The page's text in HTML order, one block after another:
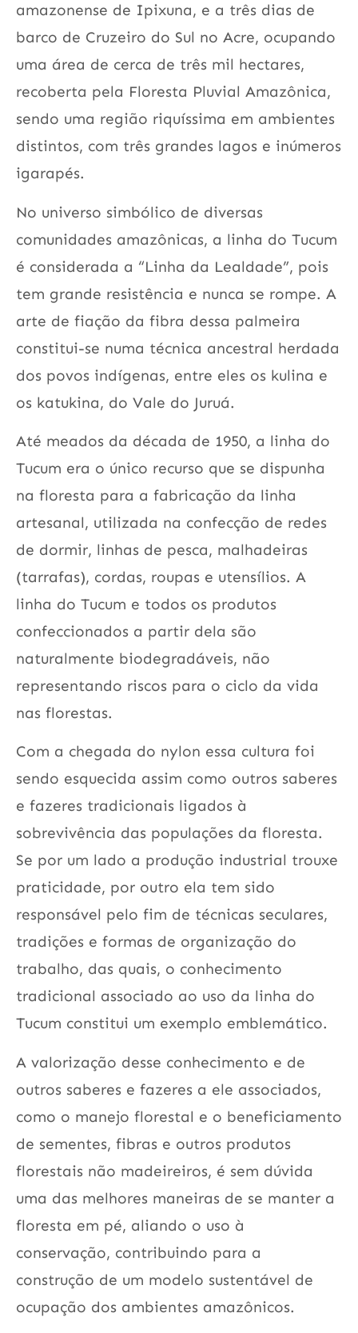
amazonense de Ipixuna, e a três dias de
barco de Cruzeiro do Sul no Acre, ocupando
uma área de cerca de três mil hectares,
recoberta pela Floresta Pluvial Amazônica,
sendo uma região riquíssima em ambientes
distintos, com três grandes lagos e inúmeros
igarapés.
No universo simbólico de diversas
comunidades amazônicas, a linha do Tucum
é considerada a “Linha da Lealdade”, pois
tem grande resistência e nunca se rompe. A
arte de fiação da fibra dessa palmeira
constitui-se numa técnica ancestral herdada
dos povos indígenas, entre eles os kulina e
os katukina, do Vale do Juruá.
Até meados da década de 1950, a linha do
Tucum era o único recurso que se dispunha
na floresta para a fabricação da linha
artesanal, utilizada na confecção de redes
de dormir, linhas de pesca, malhadeiras
(tarrafas), cordas, roupas e utensílios. A
linha do Tucum e todos os produtos
confeccionados a partir dela são
naturalmente biodegradáveis, não
representando riscos para o ciclo da vida
nas florestas.
Com a chegada do nylon essa cultura foi
sendo esquecida assim como outros saberes
e fazeres tradicionais ligados à
sobrevivência das populações da floresta.
Se por um lado a produção industrial trouxe
praticidade, por outro ela tem sido
responsável pelo fim de técnicas seculares,
tradições e formas de organização do
trabalho, das quais, o conhecimento
tradicional associado ao uso da linha do
Tucum constitui um exemplo emblemático.
A valorização desse conhecimento e de
outros saberes e fazeres a ele associados,
como o manejo florestal e o beneficiamento
de sementes, fibras e outros produtos
florestais não madeireiros, é sem dúvida
uma das melhores maneiras de se manter a
floresta em pé, aliando o uso à
conservação, contribuindo para a
construção de um modelo sustentável de
ocupação dos ambientes amazônicos.